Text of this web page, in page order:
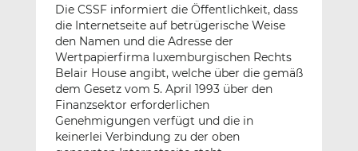
nn
Die CSSF informiert die Öffentlichkeit, dass
die Internetseite auf betrügerische Weise
den Namen und die Adresse der
Wertpapierfirma luxemburgischen Rechts
Belair House angibt, welche über die gemäß
dem Gesetz vom 5. April 1993 über den
Finanzsektor erforderlichen
Genehmigungen verfügt und die in
keinerlei Verbindung zu der oben